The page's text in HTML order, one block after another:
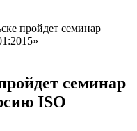
пройдет семинар
семинар
ISO